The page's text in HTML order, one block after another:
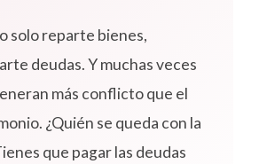
solo reparte bienes,
deudas. Y muchas veces
más conflicto que el
¿Quién se queda con la
que pagar las deudas